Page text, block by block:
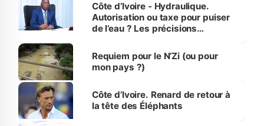
Côte d’Ivoire - Hydraulique.
Autorisation ou taxe pour puiser
de l’eau ? Les précisions
Requiem pour le N’Zi (ou pour
mon pays ?)
Côte d’Ivoire. Renard de retour à
la tête des Éléphants